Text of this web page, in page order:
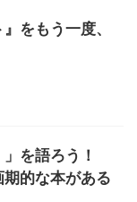
をもう一度、
」を語ろう！
的な本がある